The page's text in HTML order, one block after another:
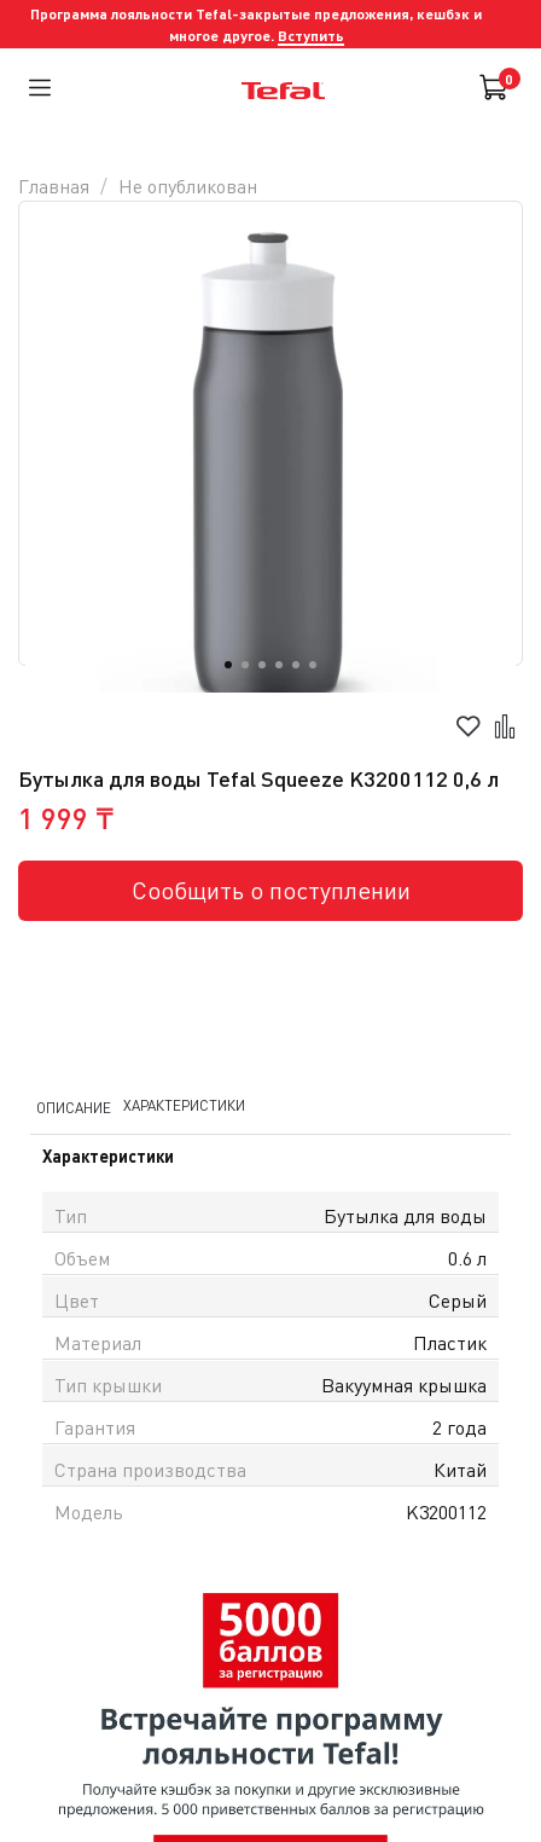
Программа лояльности Tefal-закрытые предложения, кешбэк и
многое другое. Вступить
0
Бутылка для воды Tefal Squeeze K3200112 0,6 л
1 999 ₸
Сообщить о поступлении
Главная Не опубликован
ОПИСАНИЕ ХАРАКТЕРИСТИКИ
Характеристики
Тип
Бутылка для воды
Объем
0.6 л
Цвет
Серый
Материал
Пластик
Тип крышки
Вакуумная крышка
Гарантия
2 года
Страна производства
Китай
Модель
K3200112